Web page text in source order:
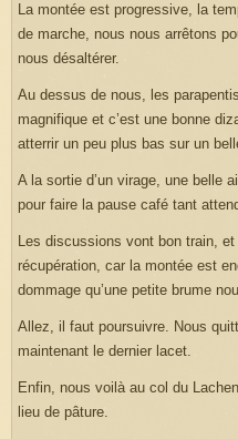
La montée est progressive, la
de marche, nous nous arrêtons
nous désaltérer.
Au dessus de nous, les
magnifique et c’est une bonne
atterrir un peu plus bas sur un
A la sortie d’un virage, une belle
pour faire la pause café tant
Les discussions vont bon train,
récupération, car la montée est
dommage qu’une petite brume
Allez, il faut poursuivre. Nous
maintenant le dernier lacet.
Enfin, nous voilà au col du
lieu de pâture.